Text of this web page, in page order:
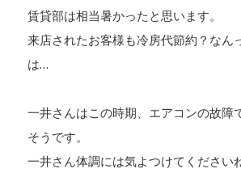
賃貸部は相当暑かったと思います。
来店されたお客様も冷房代節約？なん
は…
一井さんはこの時期、エアコンの故障
そうです。
一井さん体調には気よつけてください